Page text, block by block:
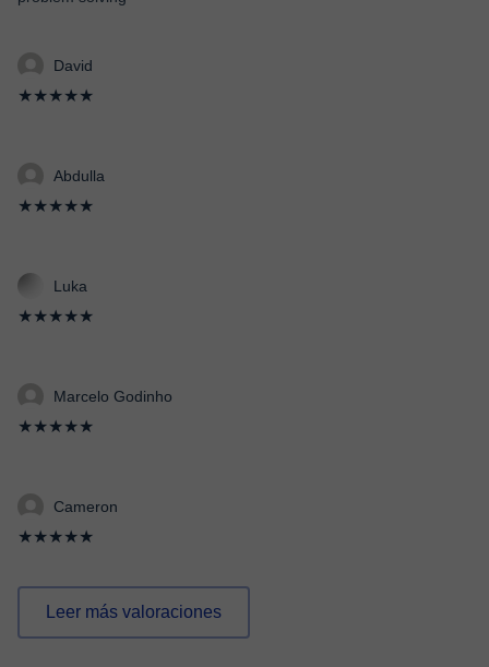
David
★★★★★
Abdulla
★★★★★
Luka
★★★★★
Marcelo Godinho
★★★★★
Cameron
★★★★★
Leer más valoraciones